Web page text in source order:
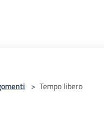
> Tempo libero